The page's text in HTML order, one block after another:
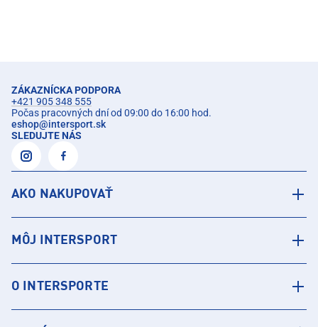
ZÁKAZNÍCKA PODPORA
+421 905 348 555
Počas pracovných dní od 09:00 do 16:00 hod.
eshop@intersport.sk
SLEDUJTE NÁS
AKO NAKUPOVAŤ
MÔJ INTERSPORT
O INTERSPORTE